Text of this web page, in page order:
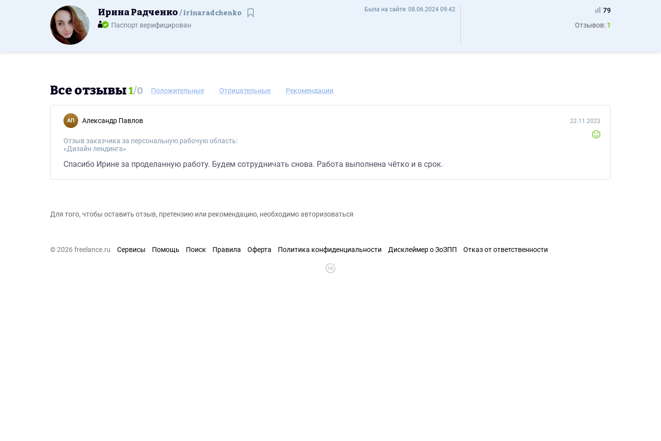
Ирина Радченко irinaradchenko - Отзывы
Была на сайте: 08.06.2024 09:42
Ирина Радченко irinaradchenko
Паспорт верифицирован
79
Отзывов: 1
Все отзывы1/0 Положительные Отрицательные Рекомендации
Александр Павлов
Отзыв заказчика за персональную рабочую область:
«Дизайн лендинга»
22.11.2023
Спасибо Ирине за проделанную работу. Будем сотрудничать снова. Работа выполнена чётко и в срок.
Для того, чтобы оставить отзыв, претензию или рекомендацию, необходимо авторизоваться
© 2026 freelance.ru Сервисы Помощь Поиск Правила Оферта Политика конфиденциальности Дисклеймер о ЗоЗПП Отказ от ответственности